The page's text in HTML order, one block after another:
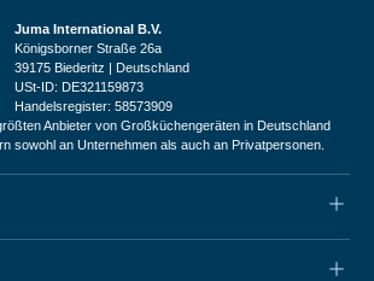
Juma International B.V.
Königsborner Straße 26a
39175 Biederitz | Deutschland
USt-ID: DE321159873
Handelsregister: 58573909
Anbieter von Großküchengeräten in Deutschland
sowohl an Unternehmen als auch an Privatpersonen.